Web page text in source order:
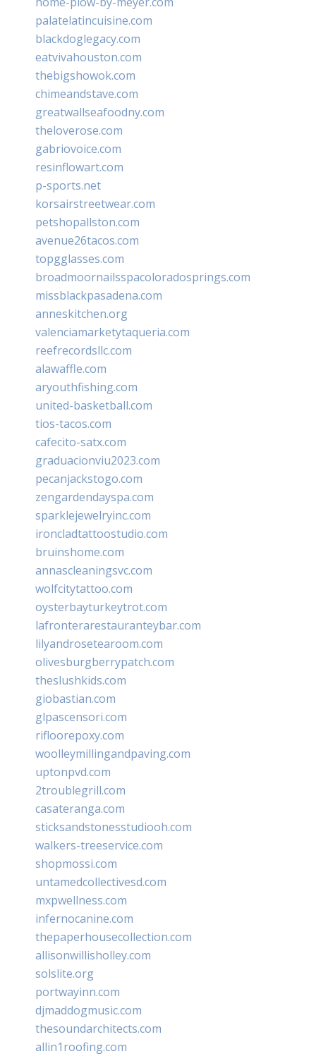
palatelatincuisine.com
blackdoglegacy.com
eatvivahouston.com
thebigshowok.com
chimeandstave.com
greatwallseafoodny.com
theloverose.com
gabriovoice.com
resinflowart.com
p-sports.net
korsairstreetwear.com
petshopallston.com
avenue26tacos.com
topgglasses.com
broadmoornailsspacoloradosprings.com
missblackpasadena.com
anneskitchen.org
valenciamarketytaqueria.com
reefrecordsllc.com
alawaffle.com
aryouthfishing.com
united-basketball.com
tios-tacos.com
cafecito-satx.com
graduacionviu2023.com
pecanjackstogo.com
zengardendayspa.com
sparklejewelryinc.com
ironcladtattoostudio.com
bruinshome.com
annascleaningsvc.com
wolfcitytattoo.com
oysterbayturkeytrot.com
lafronterarestauranteybar.com
lilyandrosetearoom.com
olivesburgberrypatch.com
theslushkids.com
giobastian.com
glpascensori.com
rifloorepoxy.com
woolleymillingandpaving.com
uptonpvd.com
2troublegrill.com
casateranga.com
sticksandstonesstudiooh.com
walkers-treeservice.com
shopmossi.com
untamedcollectivesd.com
mxpwellness.com
infernocanine.com
thepaperhousecollection.com
allisonwillisholley.com
solslite.org
portwayinn.com
djmaddogmusic.com
thesoundarchitects.com
allin1roofing.com